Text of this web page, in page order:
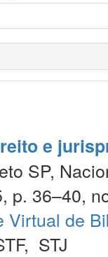
e
SP,
p. 36–40,
Virtual de
, STJ